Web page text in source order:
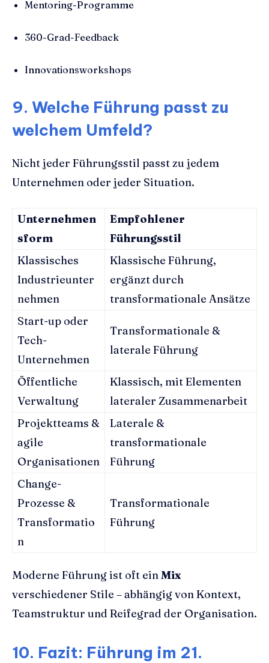
Mentoring-Programme
360-Grad-Feedback
Innovationsworkshops
9. Welche Führung passt zu
welchem Umfeld?
Nicht jeder Führungsstil passt zu jedem
Unternehmen oder jeder Situation.
Unternehmen
sform
Empfohlener
Führungsstil
Klassisches
Industrieunter
nehmen
Klassische Führung,
ergänzt durch
transformationale Ansätze
Start-up oder
Tech-
Unternehmen
Transformationale &
laterale Führung
Öffentliche
Verwaltung
Klassisch, mit Elementen
lateraler Zusammenarbeit
Projektteams &
agile
Organisationen
Laterale &
transformationale
Führung
Change-
Prozesse &
Transformatio
n
Transformationale
Führung
Moderne Führung ist oft einMix
verschiedener Stile – abhängig von Kontext,
Teamstruktur und Reifegrad der Organisation.
10. Fazit: Führung im 21.